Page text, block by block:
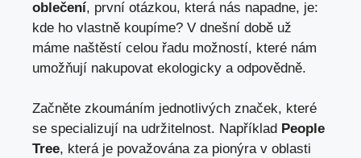
oblečení, první otázkou, která nás napadne, je:
kde ho vlastně koupíme? V dnešní době už
máme naštěstí celou řadu možností, které nám
umožňují nakupovat ekologicky a odpovědně.
Začněte zkoumáním jednotlivých značek, které
se specializují na udržitelnost. Například People
Tree, která je považována za pionýra v oblasti